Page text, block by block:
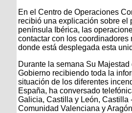
En el Centro de Operaciones
recibió una explicación sobre el
península Ibérica, las
contactar con los
donde está desplegada esta
Durante la semana Su
Gobierno recibiendo toda la
situación de los diferentes
España, ha conversado
Galicia, Castilla y León, Castilla
Comunidad Valenciana y